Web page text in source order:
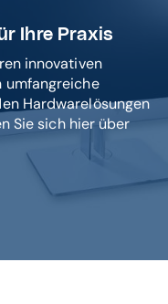
Ihre Praxis
innovativen
umfangreiche
Hardwarelösungen
Sie sich hier über